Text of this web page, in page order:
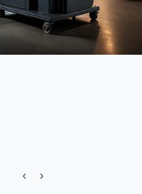
Previous carousel slide
Next carousel slide